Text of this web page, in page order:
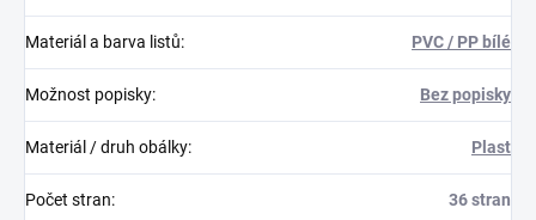
Materiál a barva listů: PVC / PP bílé
Možnost popisky: Bez popisky
Materiál / druh obálky: Plast
Počet stran: 36 stran